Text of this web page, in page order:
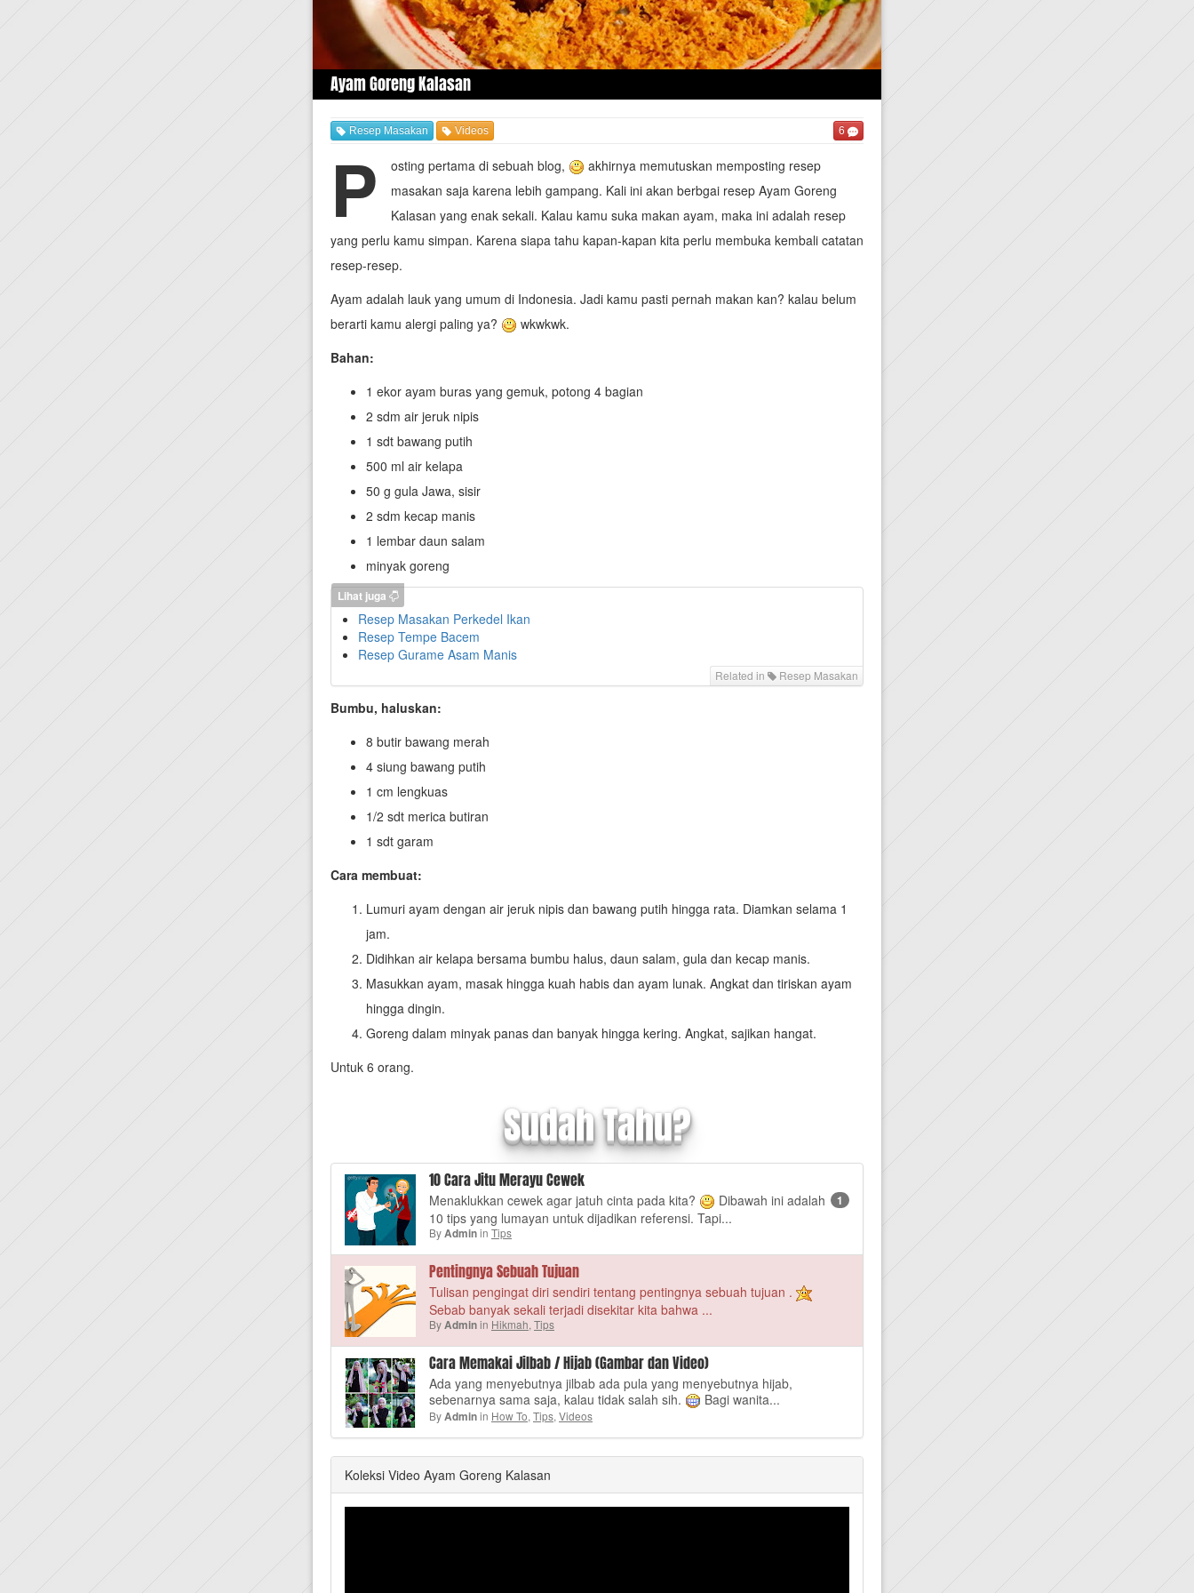
Ayam Goreng Kalasan
Resep Masakan Videos 6
P osting pertama di sebuah blog, akhirnya memutuskan memposting resep
masakan saja karena lebih gampang. Kali ini akan berbgai resep Ayam Goreng
Kalasan yang enak sekali. Kalau kamu suka makan ayam, maka ini adalah resep
yang perlu kamu simpan. Karena siapa tahu kapan-kapan kita perlu membuka kembali catatan
resep-resep.
Ayam adalah lauk yang umum di Indonesia. Jadi kamu pasti pernah makan kan? kalau belum
berarti kamu alergi paling ya?
wkwkwk.
Bahan:
1 ekor ayam buras yang gemuk, potong 4 bagian
2 sdm air jeruk nipis
1 sdt bawang putih
500 ml air kelapa
50 g gula Jawa, sisir
2 sdm kecap manis
1 lembar daun salam
minyak goreng
Lihat juga
Resep Masakan Perkedel Ikan
Resep Tempe Bacem
Resep Gurame Asam Manis
Related in Resep Masakan
Bumbu, haluskan:
8 butir bawang merah
4 siung bawang putih
1 cm lengkuas
1/2 sdt merica butiran
1 sdt garam
Cara membuat:
Lumuri ayam dengan air jeruk nipis dan bawang putih hingga rata. Diamkan selama 1
jam.
Didihkan air kelapa bersama bumbu halus, daun salam, gula dan kecap manis.
Masukkan ayam, masak hingga kuah habis dan ayam lunak. Angkat dan tiriskan ayam
hingga dingin.
Goreng dalam minyak panas dan banyak hingga kering. Angkat, sajikan hangat.
Untuk 6 orang.
Sudah Tahu?
10 Cara Jitu Merayu Cewek
1
Menaklukkan cewek agar jatuh cinta pada kita?
Dibawah ini adalah
10 tips yang lumayan untuk dijadikan referensi. Tapi...
ByAdminin Tips
Pentingnya Sebuah Tujuan
Tulisan pengingat diri sendiri tentang pentingnya sebuah tujuan .
Sebab banyak sekali terjadi disekitar kita bahwa ...
ByAdminin Hikmah, Tips
Cara Memakai Jilbab / Hijab (Gambar dan Video)
Ada yang menyebutnya jilbab ada pula yang menyebutnya hijab,
sebenarnya sama saja, kalau tidak salah sih.
Bagi wanita...
ByAdminin How To, Tips, Videos
Koleksi Video Ayam Goreng Kalasan